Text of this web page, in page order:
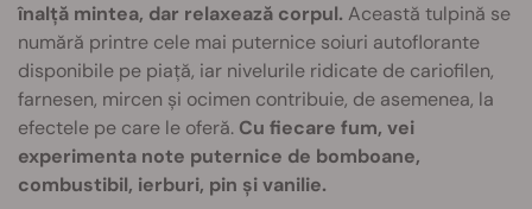
înalță mintea, dar relaxează corpul. Această tulpină se
numără printre cele mai puternice soiuri autoflorante
disponibile pe piață, iar nivelurile ridicate de cariofilen,
farnesen, mircen și ocimen contribuie, de asemenea, la
efectele pe care le oferă. Cu fiecare fum, vei
experimenta note puternice de bomboane,
combustibil, ierburi, pin și vanilie.